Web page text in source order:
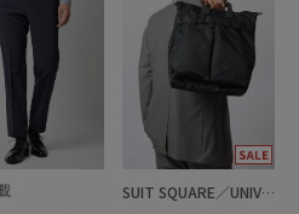
SUIT SQUARE／UNIVERSAL LANGUAGE